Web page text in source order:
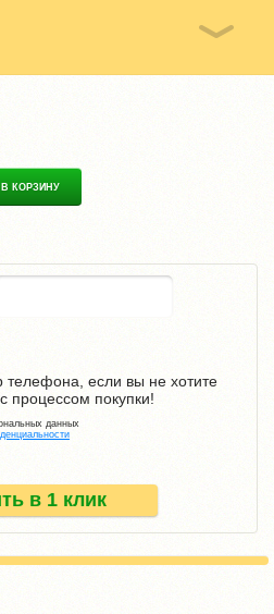
КОРЗИНУ
в 1 клик
телефона, если вы не хотите
процессом покупки!
данных